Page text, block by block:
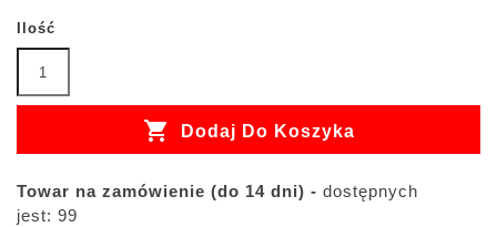
Ilość
 Dodaj Do Koszyka
Towar na zamówienie (do 14 dni) - dostępnych
jest: 99